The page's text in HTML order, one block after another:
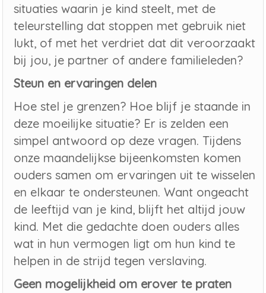
situaties waarin je kind steelt, met de
teleurstelling dat stoppen met gebruik niet
lukt, of met het verdriet dat dit veroorzaakt
bij jou, je partner of andere familieleden?
Steun en ervaringen delen
Hoe stel je grenzen? Hoe blijf je staande in
deze moeilijke situatie? Er is zelden een
simpel antwoord op deze vragen. Tijdens
onze maandelijkse bijeenkomsten komen
ouders samen om ervaringen uit te wisselen
en elkaar te ondersteunen. Want ongeacht
de leeftijd van je kind, blijft het altijd jouw
kind. Met die gedachte doen ouders alles
wat in hun vermogen ligt om hun kind te
helpen in de strijd tegen verslaving.
Geen mogelijkheid om erover te praten